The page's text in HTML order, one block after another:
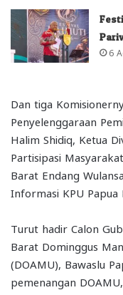
6
Dan tiga
Penyelenggaraan
Halim Shidiq, Ketua
Partisipasi
Barat Endang
Informasi KPU Papua
Turut hadir Calon
Barat Dominggus
(DOAMU), Bawaslu
pemenangan